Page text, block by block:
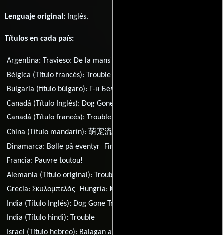
Lenguaje original: Inglés.
Títulos en cada país:
Argentina: Travieso: De la mansión a la calle
Bélgica (Título francés): Trouble
Bulgaria (título búlgaro): Г-н Беля
Canadá (Título Inglés): Dog Gone Trouble
Canadá (Título francés): Trouble
China (Título mandarín): 萌宠流浪记
Dinamarca: Bølle på eventyr Finlandia:
Francia: Pauvre toutou!
Alemania (Título original):Trouble - Chaos auf vier Pfoten
Grecia:Σκυλομπελάς Hungría: Kópé
India (Título Inglés): Dog Gone Trouble
India (Título hindi): Trouble
Israel (Título hebreo): Balagan al Arba